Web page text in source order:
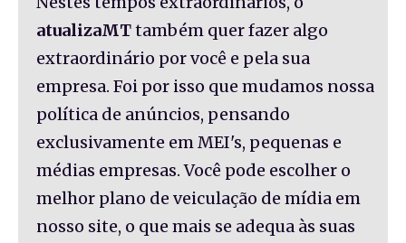
atualizaMTtambém quer fazer algo
extraordinário por você e pela sua
empresa. Foi por isso que mudamos nossa
política de anúncios, pensando
exclusivamente em MEI's, pequenas e
médias empresas. Você pode escolher o
melhor plano de veiculação de mídia em
nosso site, o que mais se adequa às suas